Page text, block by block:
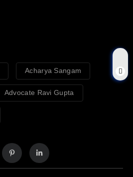
Acharya Sangam
Advocate Ravi Gupta